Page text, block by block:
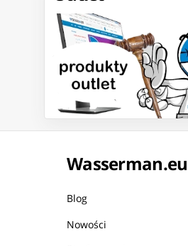
Wasserman.eu
Blog
Nowości